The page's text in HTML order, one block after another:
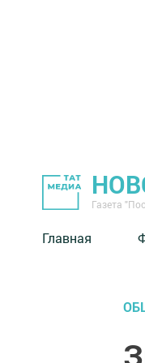
Газета
Главная